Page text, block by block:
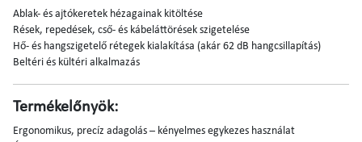
Ablak- és ajtókeretek hézagainak kitöltése
Rések, repedések, cső- és kábeláttörések szigetelése
Hő- és hangszigetelő rétegek kialakítása (akár 62 dB hangcsillapítás)
Beltéri és kültéri alkalmazás
Termékelőnyök:
Ergonomikus, precíz adagolás – kényelmes egykezes használat